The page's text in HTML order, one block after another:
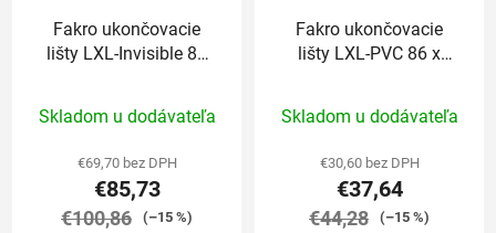
Fakro ukončovacie
lišty LXL-Invisible 86
hodnotenie
produktu
je
5,0
Skladom u dodávateľa
€69,70 bez DPH
€85,73
€100,86 (–15 %)
Fakro ukončovacie
lišty LXL-PVC 86 x
hodnotenie
produktu
je
5,0
Skladom u dodávateľa
€30,60 bez DPH
€37,64
€44,28 (–15 %)